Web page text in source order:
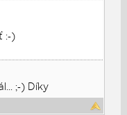
:-)
;-) Díky